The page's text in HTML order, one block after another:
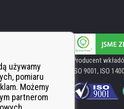
Producent
ISO 9001, ISO
używamy
pomiaru
Możemy
partnerom